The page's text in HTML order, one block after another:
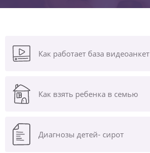
Как работает база видеоанкет
Как взять ребенка в семью
Диагнозы детей- сирот